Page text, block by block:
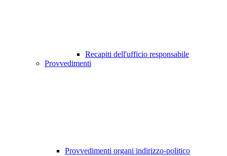
Recapiti dell'ufficio responsabile
Provvedimenti
Provvedimenti organi indirizzo-politico